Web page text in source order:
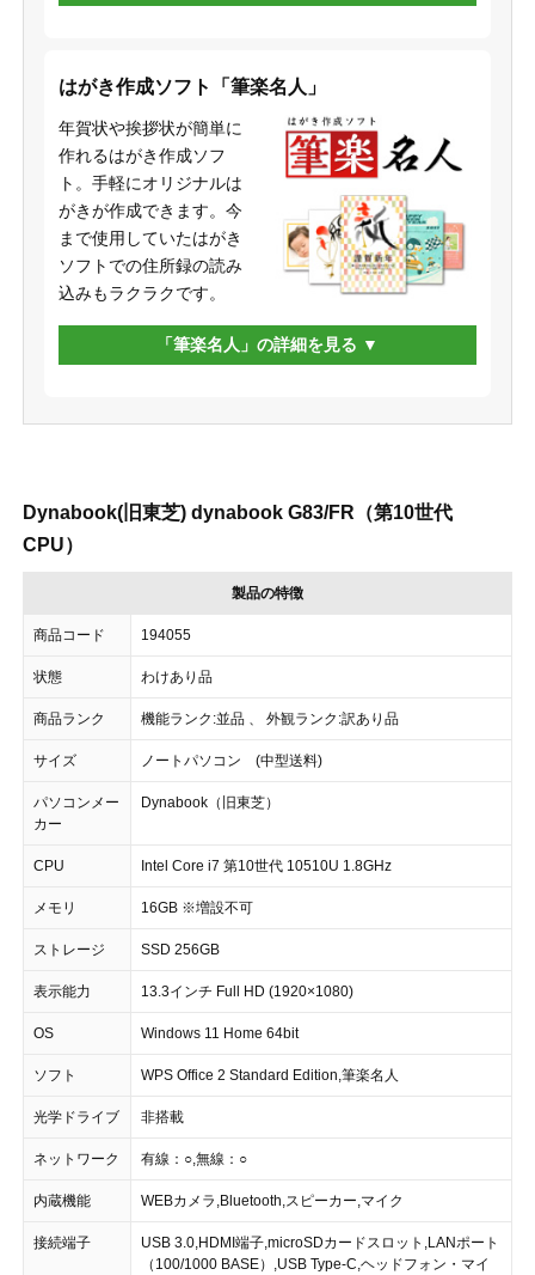
はがき作成ソフト「筆楽名人」
年賀状や挨拶状が簡単に
作れるはがき作成ソフ
ト。手軽にオリジナルは
がきが作成できます。今
まで使用していたはがき
ソフトでの住所録の読み
込みもラクラクです。
「筆楽名人」の詳細を見る
Dynabook(旧東芝) dynabook G83/FR（第10世代
CPU）
製品の特徴
商品コード 194055
状態 わけあり品
商品ランク 機能ランク:並品 、 外観ランク:訳あり品
サイズ ノートパソコン (中型送料)
パソコンメー
カー
Dynabook（旧東芝）
CPU Intel Core i7 第10世代 10510U 1.8GHz
メモリ 16GB ※増設不可
ストレージ SSD 256GB
表示能力 13.3インチ Full HD (1920×1080)
OS Windows 11 Home 64bit
ソフト WPS Office 2 Standard Edition,筆楽名人
光学ドライブ 非搭載
ネットワーク 有線：○,無線：○
内蔵機能 WEBカメラ,Bluetooth,スピーカー,マイク
接続端子
USB 3.0,HDMI端子,microSDカードスロット,LANポート
（100/1000 BASE）,USB Type-C,ヘッドフォン・マイ